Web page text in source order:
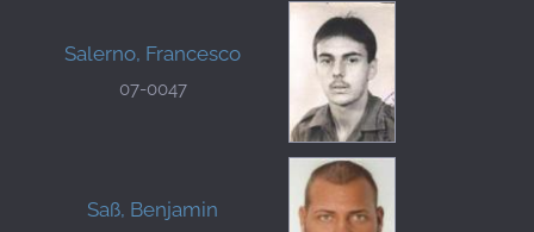
Salerno, Francesco
07-0047
Saß, Benjamin